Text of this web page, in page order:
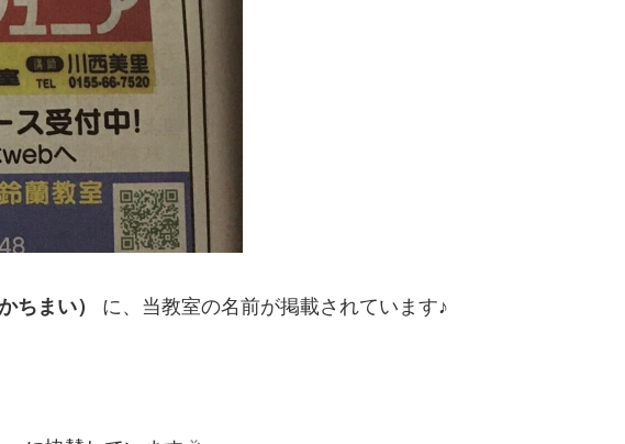
ちまい） に、当教室の名前が掲載されています♪